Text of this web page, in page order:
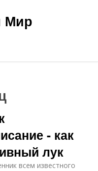
Мир
- как
лук
всем известного